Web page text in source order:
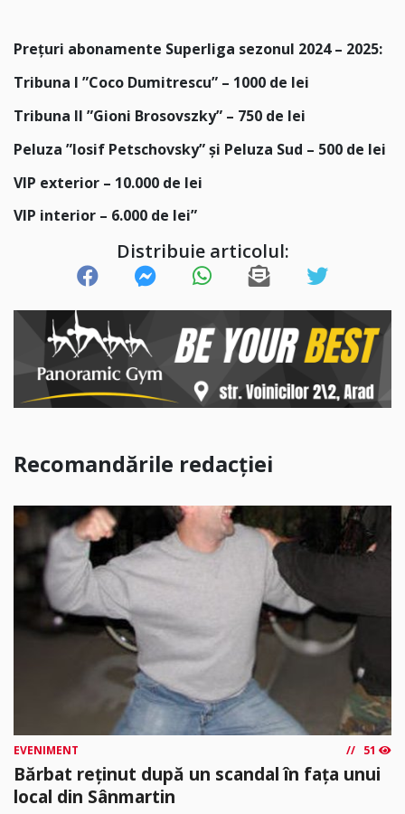
Prețuri abonamente Superliga sezonul 2024 – 2025:
Tribuna I ”Coco Dumitrescu” – 1000 de lei
Tribuna II ”Gioni Brosovszky” – 750 de lei
Peluza ”Iosif Petschovsky” și Peluza Sud – 500 de lei
VIP exterior – 10.000 de lei
VIP interior – 6.000 de lei”
Distribuie articolul:
Recomandările redacției
EVENIMENT 51
Bărbat reținut după un scandal în fața unui
local din Sânmartin